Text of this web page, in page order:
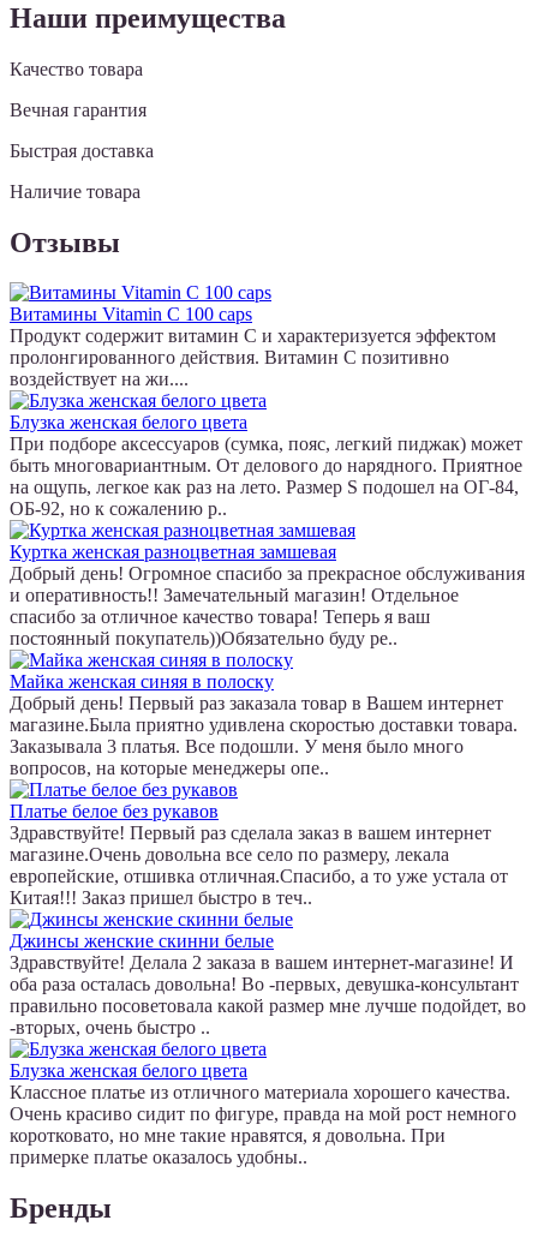
Наши преимущества
Качество товара
Вечная гарантия
Быстрая доставка
Наличие товара
Отзывы
Витамины Vitamin C 100 caps
Продукт содержит витамин С и характеризуется эффектом
пролонгированного действия. Витамин С позитивно
воздействует на жи....
Блузка женская белого цвета
При подборе аксессуаров (сумка, пояс, легкий пиджак) может
быть многовариантным. От делового до нарядного. Приятное
на ощупь, легкое как раз на лето. Размер S подошел на ОГ-84,
ОБ-92, но к сожалению р..
Куртка женская разноцветная замшевая
Добрый день! Огромное спасибо за прекрасное обслуживания
и оперативность!! Замечательный магазин! Отдельное
спасибо за отличное качество товара! Теперь я ваш
постоянный покупатель))Обязательно буду ре..
Майка женская синяя в полоску
Добрый день! Первый раз заказала товар в Вашем интернет
магазине.Была приятно удивлена скоростью доставки товара.
Заказывала 3 платья. Все подошли. У меня было много
вопросов, на которые менеджеры опе..
Платье белое без рукавов
Здравствуйте! Первый раз сделала заказ в вашем интернет
магазине.Очень довольна все село по размеру, лекала
европейские, отшивка отличная.Спасибо, а то уже устала от
Китая!!! Заказ пришел быстро в теч..
Джинсы женские скинни белые
Здравствуйте! Делала 2 заказа в вашем интернет-магазине! И
оба раза осталась довольна! Во -первых, девушка-консультант
правильно посоветовала какой размер мне лучше подойдет, во
-вторых, очень быстро ..
Блузка женская белого цвета
Классное платье из отличного материала хорошего качества.
Очень красиво сидит по фигуре, правда на мой рост немного
коротковато, но мне такие нравятся, я довольна. При
примерке платье оказалось удобны..
Бренды